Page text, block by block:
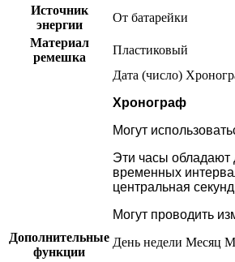
Источник
энергии
От батарейки
Материал
ремешка
Пластиковый
Дополнительные
функции
Дата (число)
Хронограф
Могут
Эти часы обладают
временных
центральная
Могут проводить
День недели Месяц